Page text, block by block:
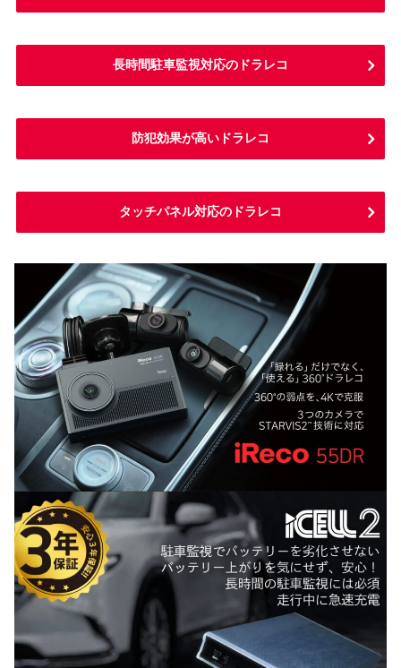
長時間駐車監視対応のドラレコ
防犯効果が高いドラレコ
タッチパネル対応のドラレコ